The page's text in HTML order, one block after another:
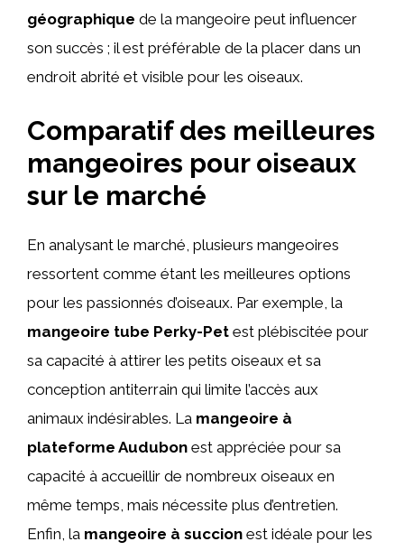
géographique de la mangeoire peut influencer
son succès ; il est préférable de la placer dans un
endroit abrité et visible pour les oiseaux.
Comparatif des meilleures
mangeoires pour oiseaux
sur le marché
En analysant le marché, plusieurs mangeoires
ressortent comme étant les meilleures options
pour les passionnés d’oiseaux. Par exemple, la
mangeoire tube Perky-Pet est plébiscitée pour
sa capacité à attirer les petits oiseaux et sa
conception antiterrain qui limite l’accès aux
animaux indésirables. La mangeoire à
plateforme Audubon est appréciée pour sa
capacité à accueillir de nombreux oiseaux en
même temps, mais nécessite plus d’entretien.
Enfin, la mangeoire à succion est idéale pour les